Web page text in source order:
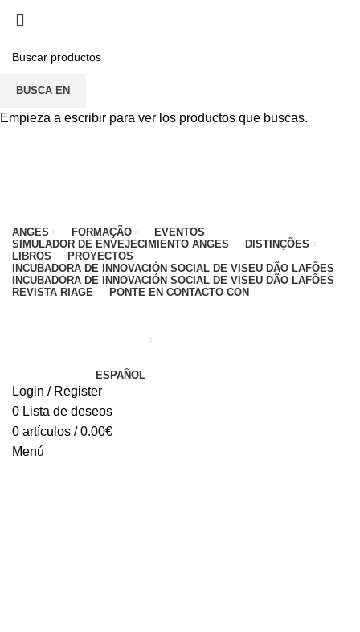
CON: CENTRO EDUCATIVO - 912 092 520 | GENERAL -
911 997 434 (CHAMADA PARA REDE MÓVEL
ANGES FORMAÇÃO
EVENTOS
SIMULADOR DE ENVEJECIMIENTO ANGES
DISTINÇÕES
LIBROS
PROYECTOS
INCUBADORA DE INNOVACIÓN SOCIAL DE VISEU DÃO LAFÕES
INCUBADORA DE INNOVACIÓN SOCIAL DE VISEU DÃO LAFÕES
REVISTA RIAGE
PONTE EN CONTACTO CON
ESPAÑOL
Login / Register
0 Lista de deseos
0 artículos / 0.00€
Menú
BUSCA EN
Empieza a escribir para ver los productos que buscas.